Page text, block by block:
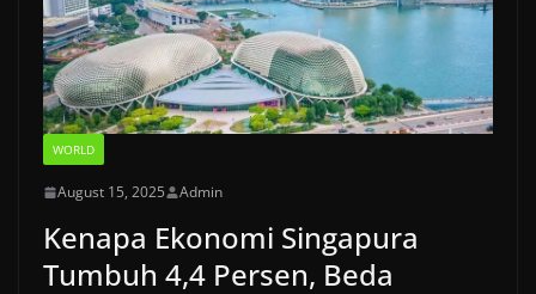
WORLD
August 15, 2025 Admin
Kenapa Ekonomi Singapura
Tumbuh 4,4 Persen, Beda